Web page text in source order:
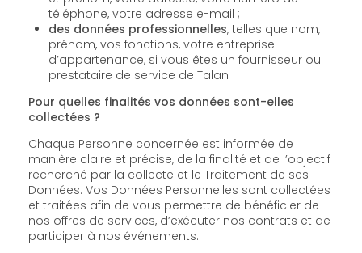
téléphone, votre adresse e-mail ;
des données professionnelles, telles que nom,
prénom, vos fonctions, votre entreprise
d’appartenance, si vous êtes un fournisseur ou
prestataire de service de Talan
Pour quelles finalités vos données sont-elles
collectées ?
Chaque Personne concernée est informée de
manière claire et précise, de la finalité et de l’objectif
recherché par la collecte et le Traitement de ses
Données. Vos Données Personnelles sont collectées
et traitées afin de vous permettre de bénéficier de
nos offres de services, d’exécuter nos contrats et de
participer à nos événements.